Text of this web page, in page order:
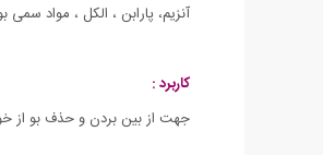
آنزیم، پارابن ، الکل ، مواد
کاربرد :
جهت از بین بردن و حذف بو از